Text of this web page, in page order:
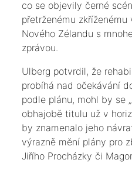
co se objevily černé
přetrženému zkříženému
Nového Zélandu s
zprávou.
​Ulberg potvrdil, že
probíhá nad očekávání
podle plánu, mohl by se
obhajobě titulu už v
by znamenalo jeho
výrazně mění plány pro
Jiřího Procházky či